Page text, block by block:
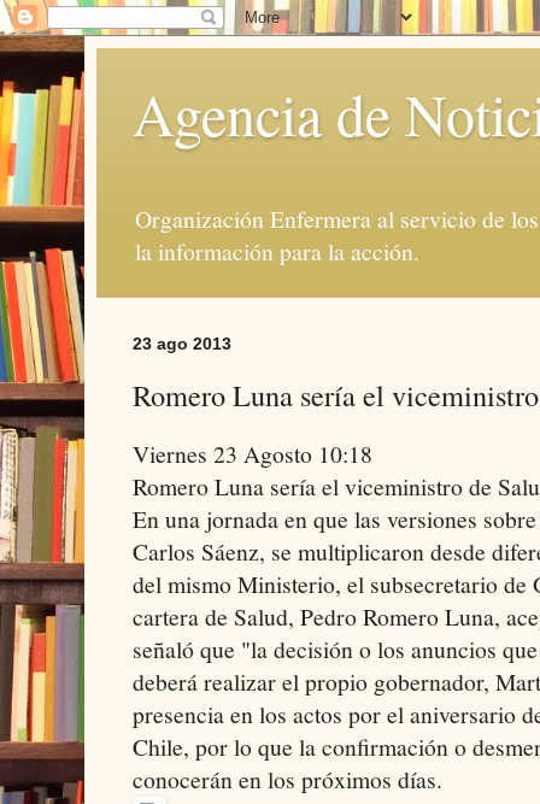
Agencia de
Organización Enfermera al servicio de
la información para la acción.
23 ago 2013
Romero Luna sería el
Viernes 23 Agosto 10:18
Romero Luna sería el viceministro de
En una jornada en que las versiones
Carlos Sáenz, se multiplicaron desde
del mismo Ministerio, el subsecretario de
cartera de Salud, Pedro Romero Luna,
señaló que "la decisión o los anuncios
deberá realizar el propio gobernador,
presencia en los actos por el aniversario
Chile, por lo que la confirmación o
conocerán en los próximos días.